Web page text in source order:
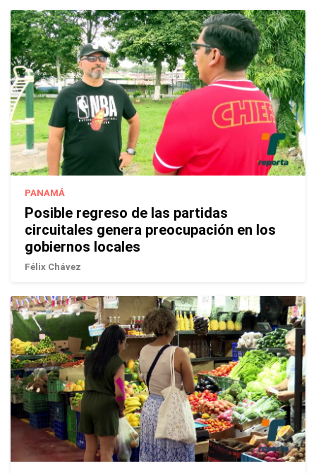
PANAMÁ
Posible regreso de las partidas
circuitales genera preocupación en los
gobiernos locales
Félix Chávez